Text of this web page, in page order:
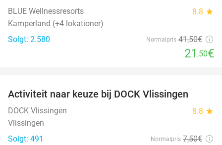
BLUE Wellnessresorts 8.8 star
Kamperland (+4 lokationer)
Solgt: 2.580
Normalpris 41,50€
21 ,50€
Activiteit naar keuze bij DOCK Vlissingen
DOCK Vlissingen 8.8 star
Vlissingen
Solgt: 491
Normalpris 7,50€